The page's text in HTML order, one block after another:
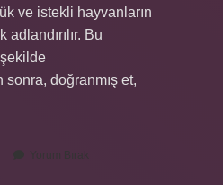
ve istekli hayvanların
adlandırılır. Bu
şekilde
doğranmış et,
Yorum Bırak